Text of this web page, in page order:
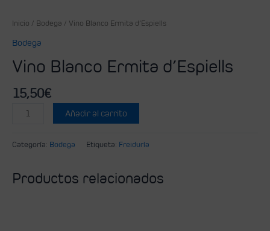
Inicio / Bodega / Vino Blanco Ermita d’Espiells
Bodega
Vino Blanco Ermita d’Espiells
15,50€
Añadir al carrito
Categoría: Bodega Etiqueta: Freiduría
Productos relacionados